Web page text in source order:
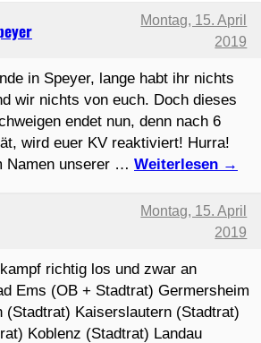
Montag, 15. April
2019
richtig los und zwar an
Ems (OB + Stadtrat) Germersheim
(Stadtrat) Kaiserslautern (Stadtrat)
Koblenz (Stadtrat) Landau
Montag, 15. April
2019
in Speyer, lange habt ihr nichts
wir nichts von euch. Doch dieses
endet nun, denn nach 6
wird euer KV reaktiviert! Hurra!
Namen unserer … Weiterlesen →